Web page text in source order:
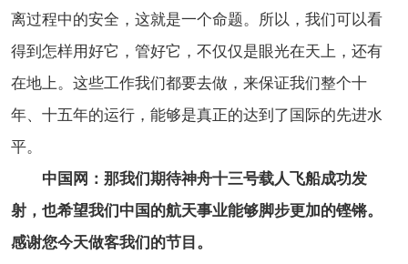
离过程中的安全，这就是一个命题。所以，我们可以看
得到怎样用好它，管好它，不仅仅是眼光在天上，还有
在地上。这些工作我们都要去做，来保证我们整个十
年、十五年的运行，能够是真正的达到了国际的先进水
平。
中国网：那我们期待神舟十三号载人飞船成功发
射，也希望我们中国的航天事业能够脚步更加的铿锵。
感谢您今天做客我们的节目。